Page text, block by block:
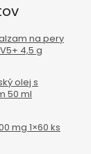
na pery
4,5 g
olej s
50 ml
mg 1×60 ks